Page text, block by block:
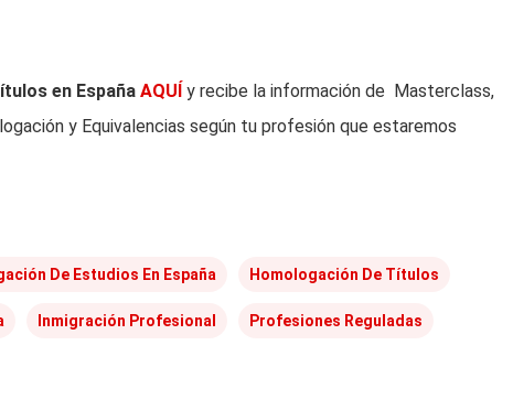
en España AQUÍ y recibe la información de Masterclass,
y Equivalencias según tu profesión que estaremos
De Estudios En España Homologación De Títulos
Inmigración Profesional Profesiones Reguladas